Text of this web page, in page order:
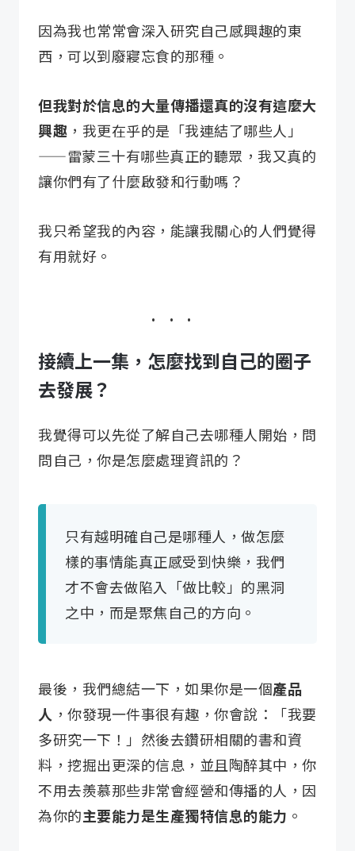
因為我也常常會深入研究自己感興趣的東
西，可以到廢寢忘食的那種。
但我對於信息的大量傳播還真的沒有這麼大
興趣 ，我更在乎的是「我連結了哪些人」
——雷蒙三十有哪些真正的聽眾，我又真的
讓你們有了什麼啟發和行動嗎？
我只希望我的內容，能讓我關心的人們覺得
有用就好。
接續上一集，怎麼找到自己的圈子
去發展？
我覺得可以先從了解自己去哪種人開始，問
問自己，你是怎麼處理資訊的？
只有越明確自己是哪種人，做怎麼
樣的事情能真正感受到快樂，我們
才不會去做陷入「做比較」的黑洞
之中，而是聚焦自己的方向。
最後，我們總結一下，如果你是一個產品
人 ，你發現一件事很有趣，你會說：「我要
多研究一下！」然後去鑽研相關的書和資
料，挖掘出更深的信息，並且陶醉其中，你
不用去羨慕那些非常會經營和傳播的人，因
為你的主要能力是生產獨特信息的能力 。